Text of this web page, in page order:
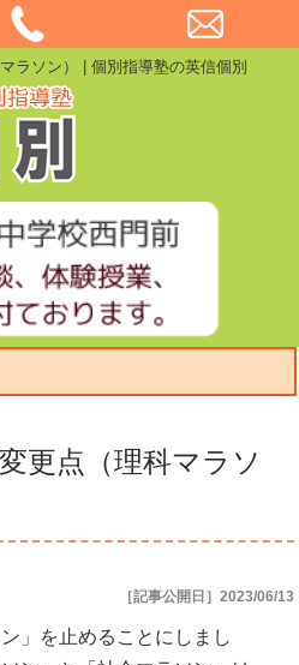
ラソン） | 個別指導塾の英信個別
更点（理科マラソ
［記事公開日］2023/06/13
」を止めることにしまし